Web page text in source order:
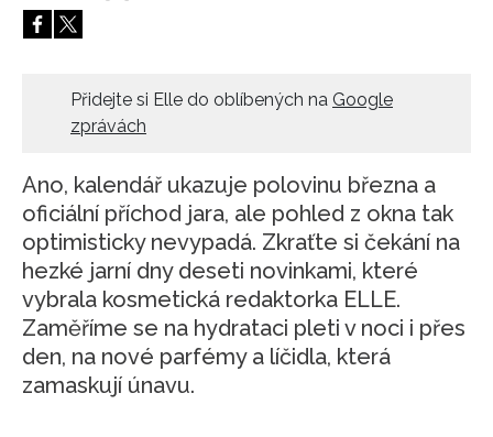
HOME
Přidejte si Elle do oblíbených na Google
zprávách
Ano, kalendář ukazuje polovinu března a
oficiální příchod jara, ale pohled z okna tak
optimisticky nevypadá. Zkraťte si čekání na
hezké jarní dny deseti novinkami, které
vybrala kosmetická redaktorka ELLE.
Zaměříme se na hydrataci pleti v noci i přes
den, na nové parfémy a líčidla, která
zamaskují únavu.